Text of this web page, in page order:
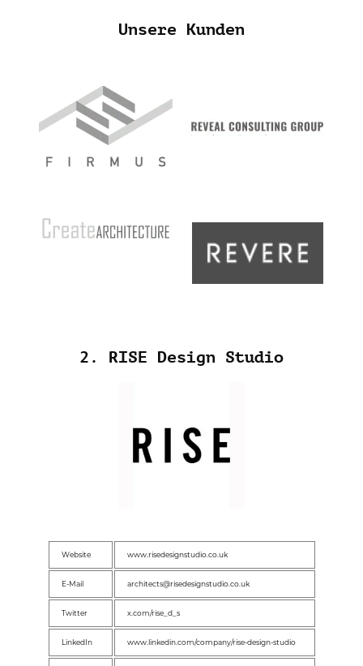
Unsere Kunden
2. RISE Design Studio
Website www.risedesignstudio.co.uk
E-Mail architects@risedesignstudio.co.uk
Twitter x.com/rise_d_s
LinkedIn www.linkedin.com/company/rise-design-studio